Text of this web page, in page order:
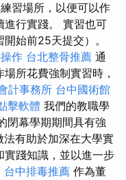
習場所，以便可以作
進行實踐。 實習也可
始前25天提交）。
作 台北整骨推薦 通
所花費強制實習時，
計事務所 台中國術館
擊軟體 我們的教職學
閉幕學期期間具有強
法有助於加深在大學實
實踐知識，並以進一步
台中排毒推薦 作為董